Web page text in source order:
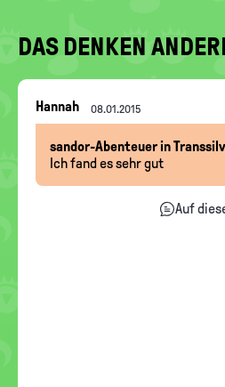
DAS DENKEN
Nachrichten-
Thread
Hannah 08.01.2015
sandor-Abenteuer in
Ich fand es sehr gut
Auf